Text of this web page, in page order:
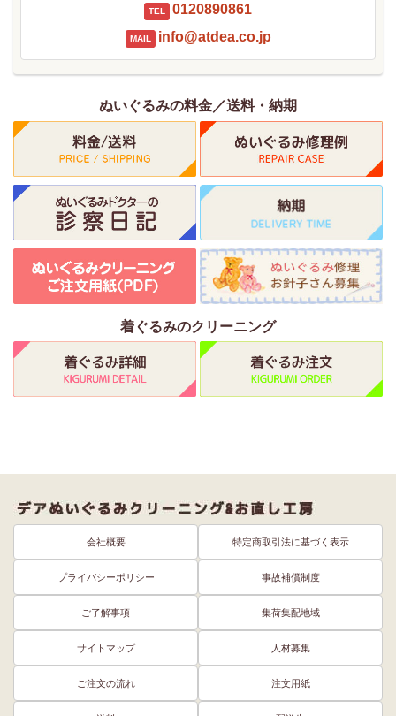
TEL 0120890861
MAIL info@atdea.co.jp
ぬいぐるみの料金／送料・納期
着ぐるみのクリーニング
会社概要 特定商取引法に基づく表示
プライバシーポリシー 事故補償制度
ご了解事項 集荷集配地域
サイトマップ 人材募集
ご注文の流れ 注文用紙